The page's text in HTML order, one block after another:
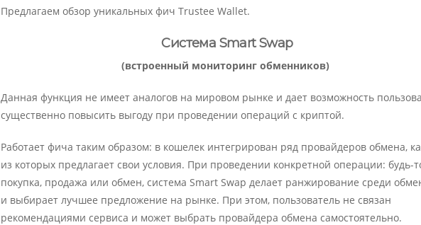
Предлагаем обзор уникальных фич Trustee Wallet.
Система Smart Swap
(встроенный мониторинг обменников)
Данная функция не имеет аналогов на мировом рынке и дает возможность
существенно повысить выгоду при проведении операций с криптой.
Работает фича таким образом: в кошелек интегрирован ряд провайдеров обмена,
из которых предлагает свои условия. При проведении конкретной операции: будь-
покупка, продажа или обмен, система Smart Swap делает ранжирование среди
и выбирает лучшее предложение на рынке. При этом, пользователь не связан
рекомендациями сервиса и может выбрать провайдера обмена самостоятельно.